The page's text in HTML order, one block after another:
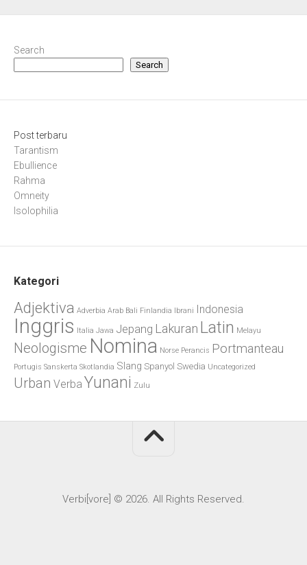
Search
Search
Post terbaru
Tarantism
Ebullience
Rahma
Omneity
Isolophilia
Kategori
Adjektiva Adverbia Arab Bali Finlandia Ibrani Indonesia
Inggris Italia Jawa Jepang Lakuran Latin Melayu
Neologisme Nomina Norse Perancis Portmanteau
Portugis Sanskerta Skotlandia Slang Spanyol Swedia Uncategorized
Urban Verba Yunani Zulu
Verbi[vore] © 2026. All Rights Reserved.